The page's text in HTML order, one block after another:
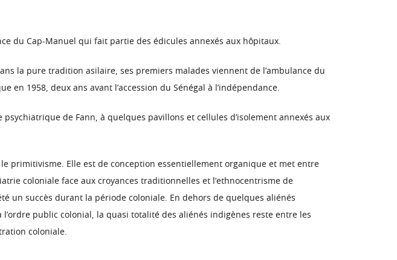
du Cap-Manuel qui fait partie des édicules annexés aux hôpitaux.
la pure tradition asilaire, ses premiers malades viennent de l’ambulance du
1958, deux ans avant l’accession du Sénégal à l’indépendance.
de Fann, à quelques pavillons et cellules d’isolement annexés aux
primitivisme. Elle est de conception essentiellement organique et met entre
coloniale face aux croyances traditionnelles et l’ethnocentrisme de
un succès durant la période coloniale. En dehors de quelques aliénés
public colonial, la quasi totalité des aliénés indigènes reste entre les
coloniale.